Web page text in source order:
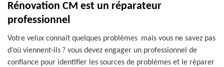
Rénovation CM est un réparateur
professionnel
Votre velux connait quelques problèmes mais vous ne savez pas
d’où viennent-ils ? vous devez engager un professionnel de
confiance pour identifier les sources de problèmes et le réparer